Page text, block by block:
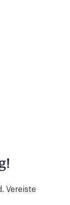
Vereiste